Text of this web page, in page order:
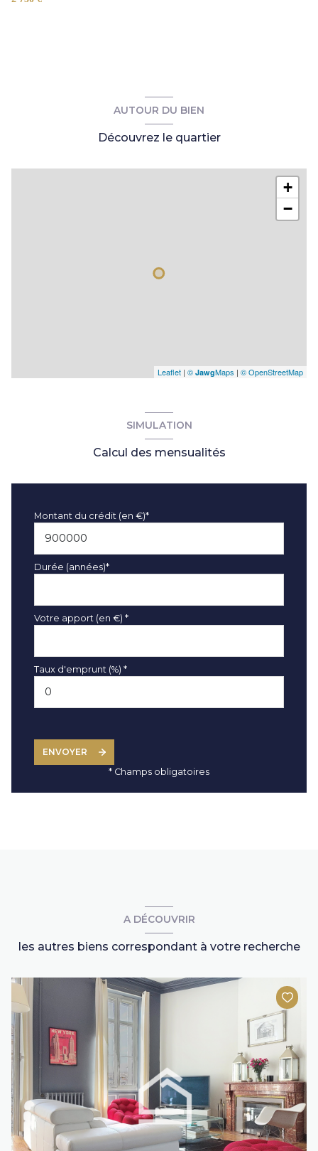
AUTOUR DU BIEN
Découvrez le quartier
+
−
Leaflet | © JawgMaps | © OpenStreetMap
SIMULATION
Calcul des mensualités
Montant du crédit (en €)*
Durée (années)*
Votre apport (en €) *
Taux d'emprunt (%) *
ENVOYER
* Champs obligatoires
A DÉCOUVRIR
les autres biens correspondant à votre recherche